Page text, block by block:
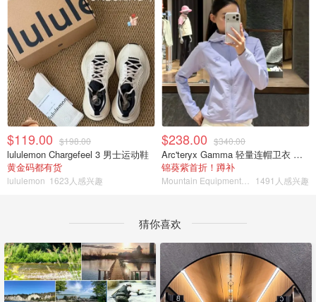
$119.00 $198.00
lululemon Chargefeel 3 男士运动鞋
黄金码都有货
lululemon 1623人感兴趣
$238.00 $340.00
Arc'teryx Gamma 轻量连帽卫衣 女款
锦葵紫首折！蹲补
1491人感兴趣
猜你喜欢